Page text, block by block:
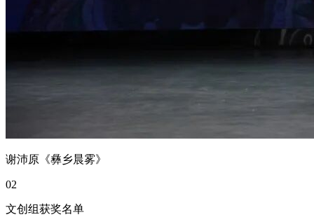
谢沛原《彝乡晨雾》
02
文创组获奖名单